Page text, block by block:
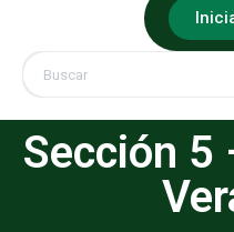
Sección